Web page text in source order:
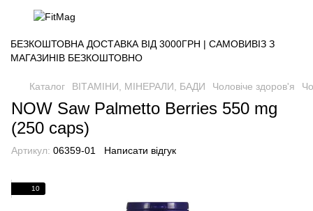
БЕЗКОШТОВНА ДОСТАВКА ВІД 3000ГРН | САМОВИВІЗ З
МАГАЗИНІВ БЕЗКОШТОВНО
Каталог ВІТАМІНИ, МІНЕРАЛИ, БАДИ Чоловіче здоров'я
NOW Saw Palmetto Berries 550 mg
(250 caps)
Артикул: 06359-01 Написати відгук
10